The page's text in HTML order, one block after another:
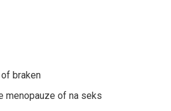
braken
menopauze of na seks